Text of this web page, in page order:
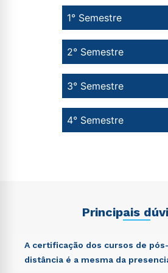
1° Semestre
4° Semestre
3° Semestre
2° Semestre
Principais
A certificação dos cursos de
distância é a mesma da